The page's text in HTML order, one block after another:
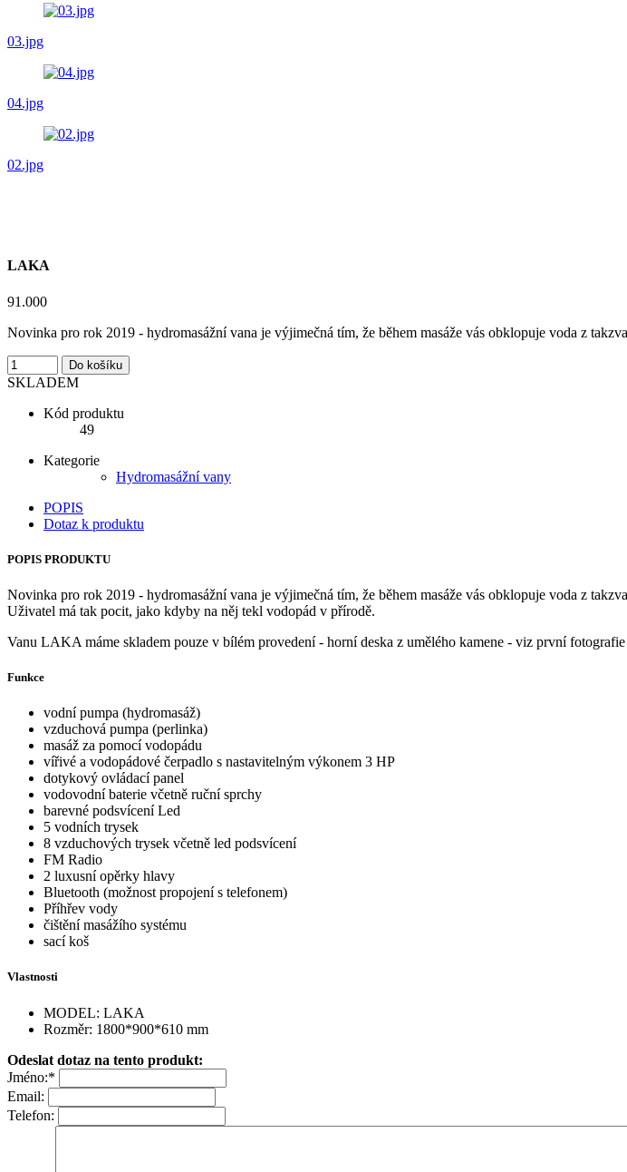
03.jpg
04.jpg
02.jpg
LAKA
91.000
Novinka pro rok 2019 - hydromasážní vana je výjimečná tím, že během masáže vás obklopuje voda z
Do košíku
SKLADEM
Kód produktu
49
Kategorie
Hydromasážní vany
POPIS
Dotaz k produktu
POPIS PRODUKTU
Novinka pro rok 2019 - hydromasážní vana je výjimečná tím, že během masáže vás obklopuje voda z
Uživatel má tak pocit, jako kdyby na něj tekl vodopád v přírodě.
Vanu LAKA máme skladem pouze v bílém provedení - horní deska z umělého kamene - viz první fotografie
Funkce
vodní pumpa (hydromasáž)
vzduchová pumpa (perlinka)
masáž za pomocí vodopádu
vířivé a vodopádové čerpadlo s nastavitelným výkonem 3 HP
dotykový ovládací panel
vodovodní baterie včetně ruční sprchy
barevné podsvícení Led
5 vodních trysek
8 vzduchových trysek včetně led podsvícení
FM Radio
2 luxusní opěrky hlavy
Bluetooth (možnost propojení s telefonem)
Příhřev vody
čištění masážího systému
sací koš
Vlastnosti
MODEL: LAKA
Rozměr: 1800*900*610 mm
Odeslat dotaz na tento produkt:
Jméno:*
Email:
Telefon: